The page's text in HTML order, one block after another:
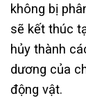
không bị
sẽ kết thúc
hủy thành
dương của
động vật.